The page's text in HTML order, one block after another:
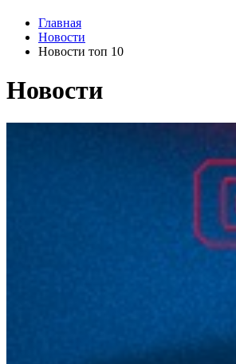
Главная
Новости
Новости топ 10
Новости